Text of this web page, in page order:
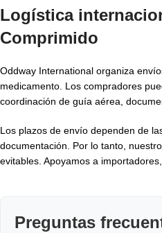
Logística
Comprimido
Oddway International organiza
medicamento. Los compradores
coordinación de guía aérea,
Los plazos de envío dependen de
documentación. Por lo tanto,
evitables. Apoyamos a
Preguntas